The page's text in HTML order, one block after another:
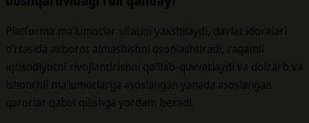
Platforma ma'lumotlar sifatini yaxshilaydi, davlat idoralari
o'rtasida axborot almashishni osonlashtiradi, raqamli
iqtisodiyotni rivojlantirishni qo'llab-quvvatlaydi va dolzarb va
ishonchli ma'lumotlarga asoslangan yanada asoslangan
qarorlar qabul qilishga yordam beradi.